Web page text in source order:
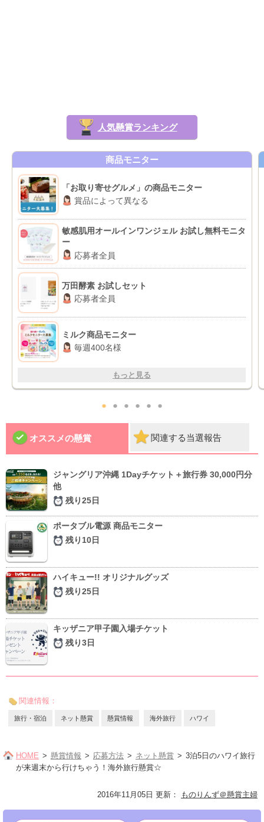
人気懸賞ランキング
商品モニター
「お取り寄せグルメ」の商品モニター
賞品によって異なる
敏感肌用オールインワンジェル お試し無料モニタ
ー
応募者全員
万田酵素 お試しセット
応募者全員
ミルク商品モニター
毎週400名様
もっと見る
● ● ● ● ● ●
オススメの懸賞 関連する当選報告
ジャングリア沖縄 1Dayチケット＋旅行券 30,000円分
他
残り25日
ポータブル電源 商品モニター
残り10日
ハイキュー!! オリジナルグッズ
残り25日
キッザニア甲子園入場チケット
残り3日
関連情報：
旅行・宿泊 ネット懸賞 懸賞情報 海外旅行 ハワイ
HOME 懸賞情報 応募方法 ネット懸賞
3泊5日のハワイ旅行
が来週末から行けちゃう！海外旅行懸賞☆
2016年11月05日 更新 ： ものりんず＠懸賞主婦